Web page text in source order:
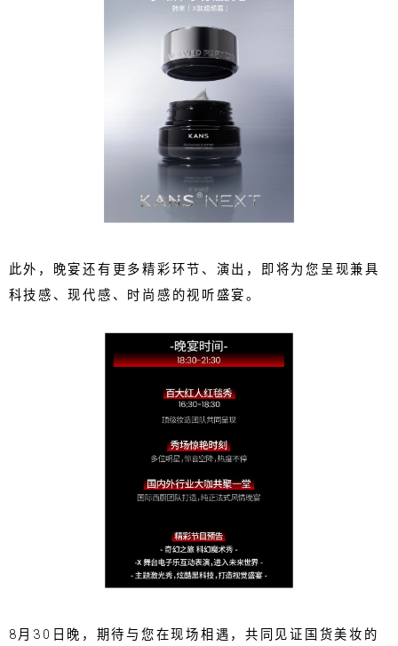
此外，晚宴还有更多精彩环节、演出，即将为您呈现兼具
科技感、现代感、时尚感的视听盛宴。
8月30日晚，期待与您在现场相遇，共同见证国货美妆的